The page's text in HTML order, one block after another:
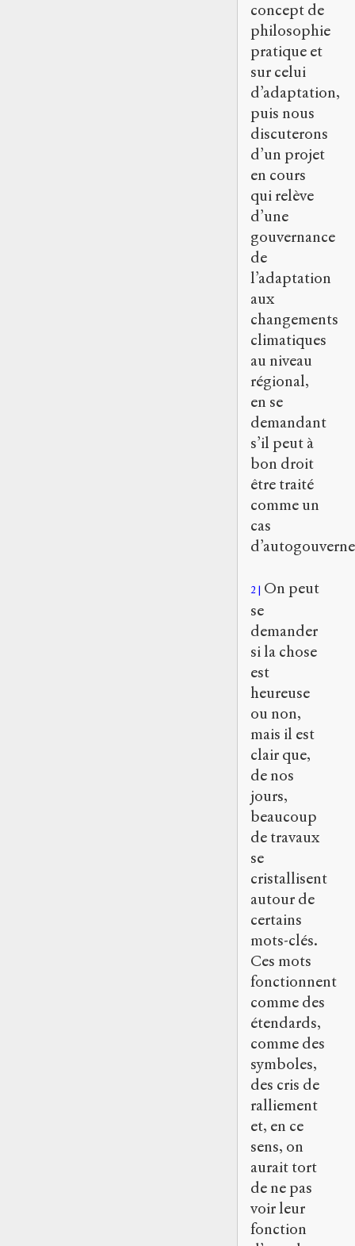
concept de
philosophie
pratique et
sur celui
d’adaptation,
puis nous
discuterons
d’un projet
en cours
qui relève
d’une
gouvernance
de
l’adaptation
aux
changements
climatiques
au niveau
régional,
en se
demandant
s’il peut à
bon droit
être traité
comme un
cas
2
On peut
se
demander
si la chose
est
heureuse
ou non,
mais il est
clair que,
de nos
jours,
beaucoup
de travaux
se
cristallisent
autour de
certains
mots-clés.
Ces mots
fonctionnent
comme des
étendards,
comme des
symboles,
des cris de
ralliement
et, en ce
sens, on
aurait tort
de ne pas
voir leur
fonction